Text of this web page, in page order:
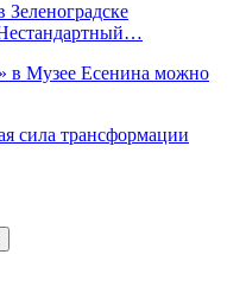
Зеленоградске
в Музее Есенина можно
сила трансформации